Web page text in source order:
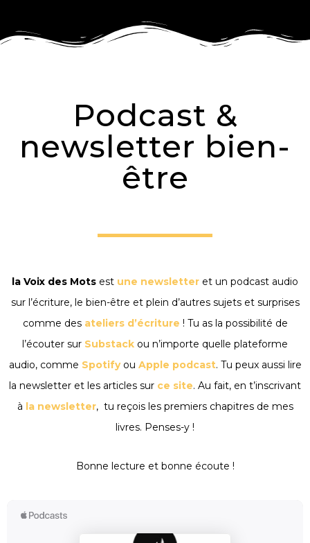
Podcast &
newsletter bien-
être
la Voix des Mots est une newsletter et un podcast audio
sur l’écriture, le bien-être et plein d’autres sujets et surprises
comme des ateliers d’écriture ! Tu as la possibilité de
l’écouter sur Substack ou n’importe quelle plateforme
audio, comme Spotifyou Apple podcast. Tu peux aussi lire
la newsletter et les articles sur ce site. Au fait, en t’inscrivant
à la newsletter, tu reçois les premiers chapitres de mes
livres. Penses-y !
Bonne lecture et bonne écoute !